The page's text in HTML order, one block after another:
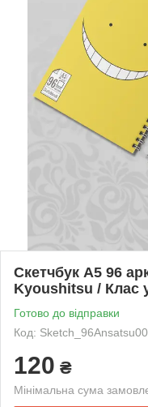
Скетчбук А5 96
Kyoushitsu / Клас
Готово до відправки
Код:
120 ₴
Мінімальна сума